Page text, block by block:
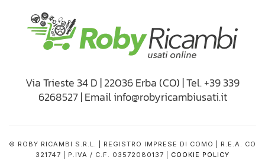
Via Trieste 34 D | 22036 Erba (CO) | Tel. +39 339
6268527 | Email info@robyricambiusati.it
© ROBY RICAMBI S.R.L. | REGISTRO IMPRESE DI COMO | R.E.A. CO
321747 | P.IVA / C.F. 03572080137 | COOKIE POLICY